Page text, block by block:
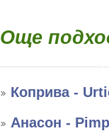
Още
Коприва -
Анасон -